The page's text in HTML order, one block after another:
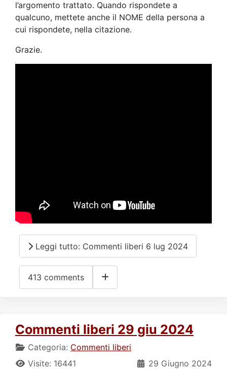
l’argomento trattato. Quando rispondete a
qualcuno, mettete anche il NOME della persona a
cui rispondete, nella citazione.
Grazie.
Leggi tutto: Commenti liberi 6 lug 2024
413 comments
Commenti liberi 29 giu 2024
Categoria: Commenti liberi
29 Giugno 2024
Visite: 16441